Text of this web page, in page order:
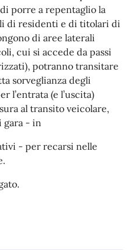
porre a repentaglio la
di residenti e di titolari di
di aree laterali
cui si accede da passi
potranno transitare
sorveglianza degli
l’entrata (e l’uscita)
al transito veicolare,
gara - in
- per recarsi nelle